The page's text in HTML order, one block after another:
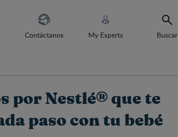
Contáctanos My Experts Buscar
por Nestlé® que te
paso con tu bebé